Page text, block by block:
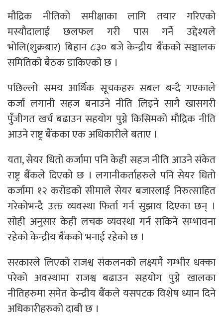
मौद्रिक नीतिको समीक्षाका लागि तयार गरिएको
मस्यौदालाई छलफल गरी पास गर्ने उद्देश्यले
भोलि(शुक्रबार) बिहान ८ः३० बजे केन्द्रीय बैंकको सञ्चालक
समितिको बैठक डाकिएको छ ।
पछिल्लो समय आर्थिक सूचकहरु सबल बन्दै गएकाले
कर्जा लगानी सहज बनाउने नीति लिइने सागै खासगरी
पुँजीगत खर्च बढाउन सहयोग पुग्ने किसिमको मौद्रिक नीति
आउने राष्ट्र बैंकका एक अधिकारीले बताए ।
यता, सेयर धितो कर्जामा पनि केही सहज नीति आउने संकेत
राष्ट्र बैंकले दिएको छ । लगानीकर्ताहरुले पनि सेयर धितो
कर्जामा १२ करोडको सीमाले सेयर बजारलाई निरुत्साहित
गरेकोभन्दै उक्त व्यवस्था फिर्ता गर्न सुझाव दिएका छन् ।
सोही अनुसार केही लचक व्यवस्था गर्न सकिने सम्भावना
रहेको केन्द्रीय बैंकको भनाई रहेको छ ।
सरकारले लिएको राजश्व संकलनको लक्ष्यमै गम्भीर धक्का
परेको अवस्थामा राजश्व बढाउन सहयोग पुग्ने खालका
नीतिहरुमा समेत केन्द्रीय बैंकले यसपटक विशेष ध्यान दिने
अधिकारीहरुको दाबी छ ।